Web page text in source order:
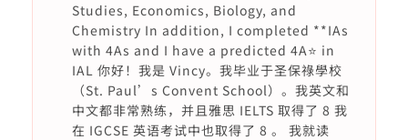
Studies, Economics, Biology, and
Chemistry In addition, I completed **IAs
with 4As and I have a predicted 4A⭐️ in
IAL 你好！我是 Vincy。我毕业于圣保祿學校
（St. Paul’s Convent School）。我英文和
中文都非常熟练，并且雅思 IELTS 取得了 8 我
在 IGCSE 英语考试中也取得了 8 。 我就读